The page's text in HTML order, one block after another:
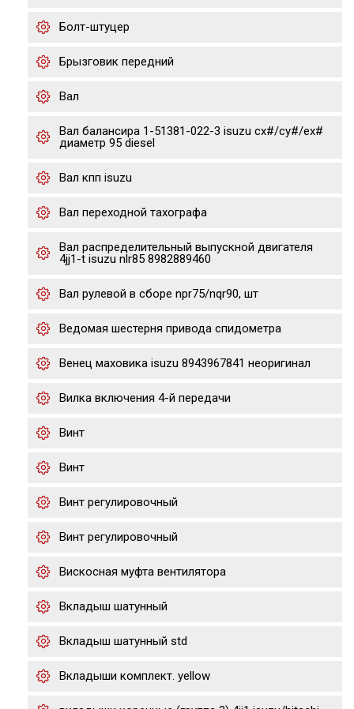
Болт-штуцер
Брызговик передний
Вал
Вал балансира 1-51381-022-3 isuzu cx#/cy#/ex#
диаметр 95 diesel
Вал кпп isuzu
Вал переходной тахографа
Вал распределительный выпускной двигателя
4jj1-t isuzu nlr85 8982889460
Вал рулевой в сборе npr75/nqr90, шт
Ведомая шестерня привода спидометра
Венец маховика isuzu 8943967841 неоригинал
Вилка включения 4-й передачи
Винт
Винт
Винт регулировочный
Винт регулировочный
Вискосная муфта вентилятора
Вкладыш шатунный
Вкладыш шатунный std
Вкладыши комплект. yellow